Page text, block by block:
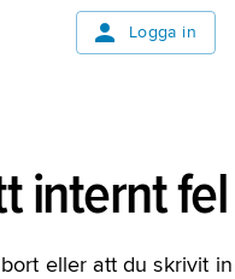
Logga in
internt fel
eller att du skrivit in